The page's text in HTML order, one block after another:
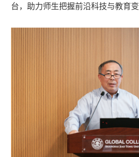
台，助力师生把握前沿科技与教育变